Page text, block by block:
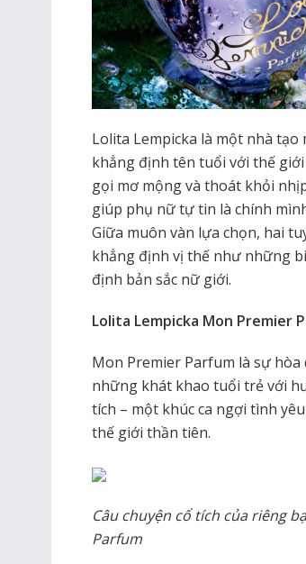
Lolita Lempicka là một nhà
khẳng định tên tuổi với thế
gọi mơ mộng và thoát khỏi
giúp phụ nữ tự tin là chính
Giữa muôn vàn lựa chọn, hai
khẳng định vị thế như những
định bản sắc nữ giới.
Lolita Lempicka Mon Premier
Mon Premier Parfum là sự
những khát khao tuổi trẻ với
tích – một khúc ca ngợi tình
thế giới thần tiên.
Câu chuyện cổ tích của riêng
Parfum